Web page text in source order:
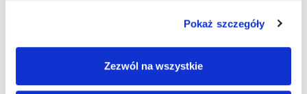
Pokaż szczegóły
Zezwól na wszystkie
SKU93ACC1811